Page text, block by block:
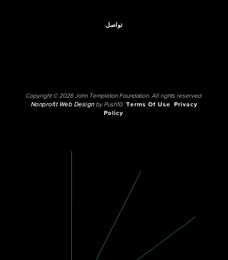
تواصل
Copyright © 2026 John Templeton Foundation. All rights reserved.
Nonprofit Web Designby Push10. Terms Of Use
Privacy
Policy